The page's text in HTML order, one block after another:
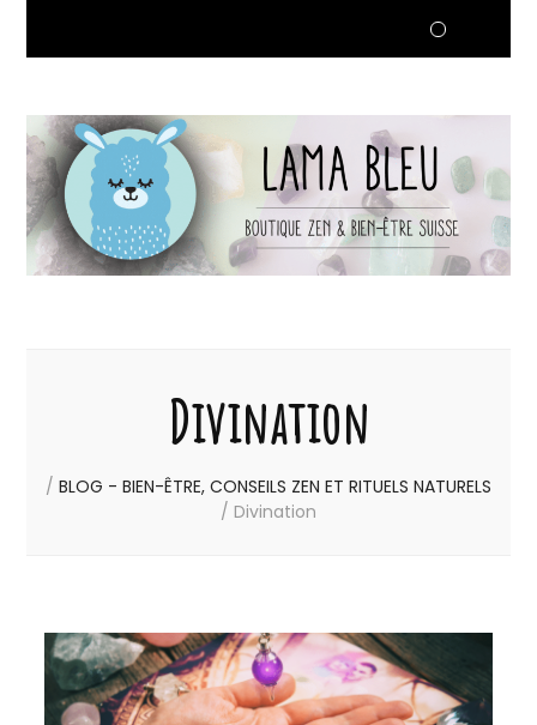
Divination
/ BLOG - BIEN-ÊTRE, CONSEILS ZEN ET RITUELS NATURELS
/ Divination